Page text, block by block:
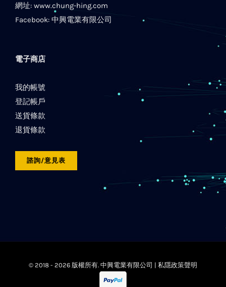
網址: www.chung-hing.com
Facebook: 中興電業有限公司
電子商店
我的帳號
登記帳戶
送貨條款
退貨條款
諮詢/意見表
© 2018 - 2026 版權所有. 中興電業有限公司 | 私隱政策聲明